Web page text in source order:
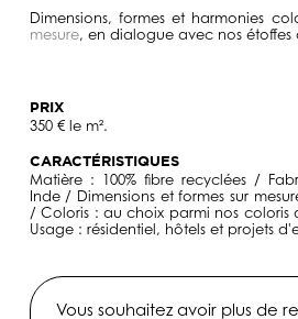
Dimensions, formes et harmonies
mesure, en dialogue avec nos étoffes
PRIX
350 € le m².
CARACTÉRISTIQUES
Matière : 100% fibre recyclées /
Inde / Dimensions et formes sur
/ Coloris : au choix parmi nos coloris
Usage : résidentiel, hôtels et projets
Vous souhaitez avoir plus de